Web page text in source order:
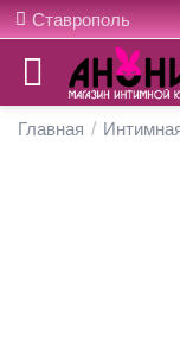
Ставрополь
Главная /